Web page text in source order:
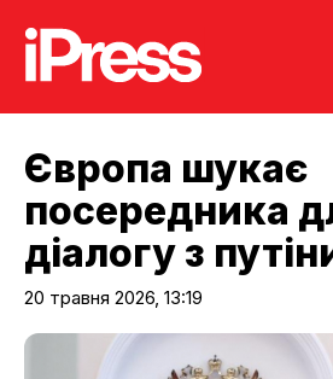
Європа шукає
посередника
діалогу з
20 травня 2026, 13:19